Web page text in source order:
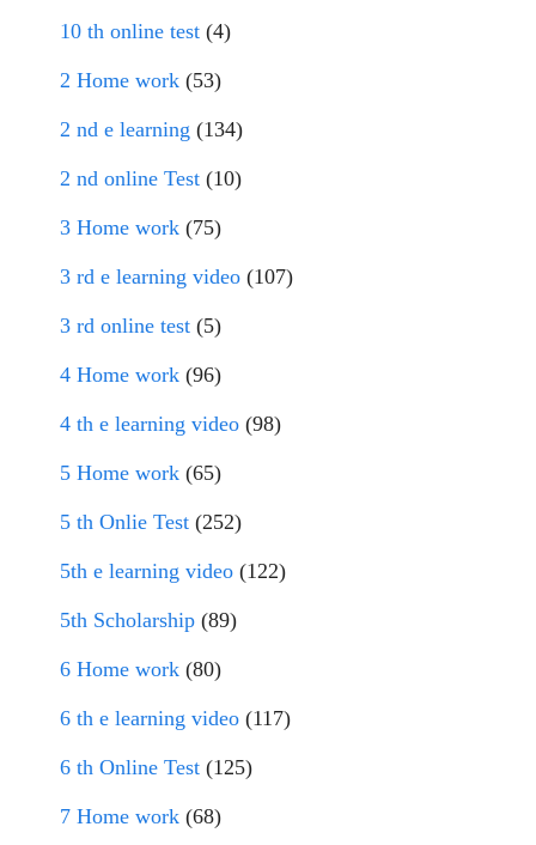
10 th online test (4)
2 Home work (53)
2 nd e learning (134)
2 nd online Test (10)
3 Home work (75)
3 rd e learning video (107)
3 rd online test (5)
4 Home work (96)
4 th e learning video (98)
5 Home work (65)
5 th Onlie Test (252)
5th e learning video (122)
5th Scholarship (89)
6 Home work (80)
6 th e learning video (117)
6 th Online Test (125)
7 Home work (68)